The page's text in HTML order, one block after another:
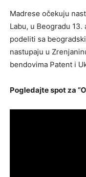
Madrese očekuju
Labu, u Beogradu
podeliti sa
nastupaju u
bendovima Patent i
Pogledajte spot za